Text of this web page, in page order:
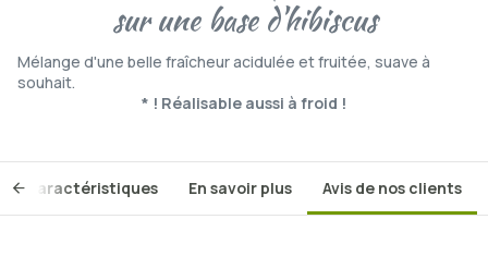
sur une base d'hibiscus
Mélange d'une belle fraîcheur acidulée et fruitée, suave à
souhait.
* ! Réalisable aussi à froid !
Caractéristiques En savoir plus Avis de nos clients